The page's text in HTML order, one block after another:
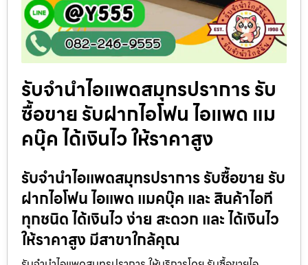
รับจำนำไอแพดสมุทรปราการ รับ
ซื้อขาย รับฝากไอโฟน ไอแพด แม
คบุ๊ค ได้เงินไว ให้ราคาสูง
รับจำนำไอแพดสมุทรปราการ รับซื้อขาย รับ
ฝากไอโฟน ไอแพด แมคบุ๊ค และ สินค้าไอที
ทุกชนิด ได้เงินไว ง่าย สะดวก และ ได้เงินไว
ให้ราคาสูง มีสาขาใกล้คุณ